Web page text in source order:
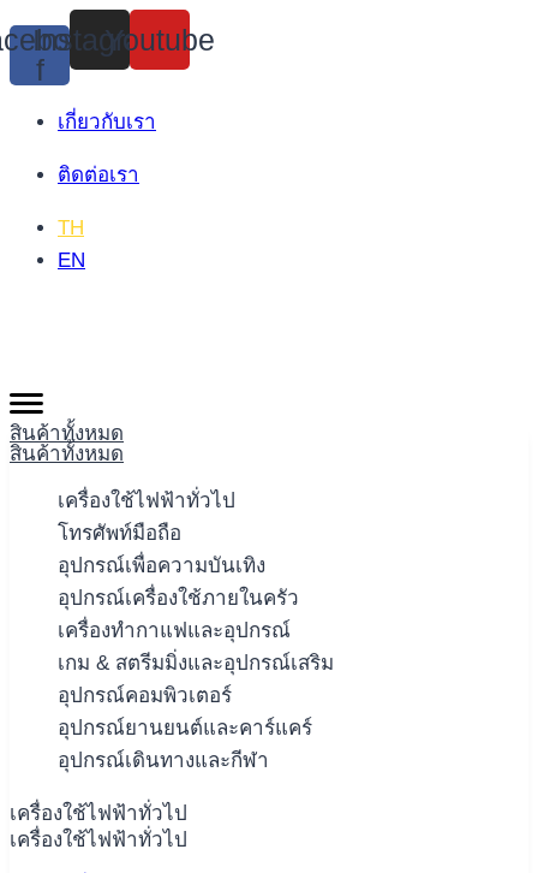
Skip
to
content
f
Instagram
Youtube
เกี่ยวกับเรา
ติดต่อเรา
TH
EN
สินค้าทั้งหมด
สินค้าทั้งหมด
เครื่องใช้ไฟฟ้าทั่วไป
โทรศัพท์มือถือ
อุปกรณ์เพื่อความบันเทิง
อุปกรณ์เครื่องใช้ภายในครัว
เครื่องทำกาแฟและอุปกรณ์
เกม & สตรีมมิ่งและอุปกรณ์เสริม
อุปกรณ์คอมพิวเตอร์
อุปกรณ์ยานยนต์และคาร์แคร์
อุปกรณ์เดินทางและกีฬา
เครื่องใช้ไฟฟ้าทั่วไป
เครื่องใช้ไฟฟ้าทั่วไป